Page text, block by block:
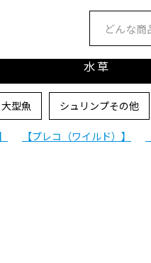
水草
大型魚 シュリンプその他
【プレコ（ワイルド）】